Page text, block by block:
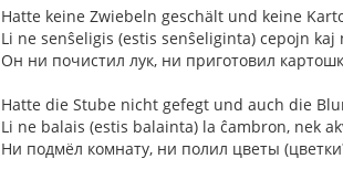
Hatte keine Zwiebeln geschält und keine
Li ne senŝeligis (estis senŝeliginta) cepojn
Он ни почистил лук, ни приготовил
Hatte die Stube nicht gefegt und auch die
Li ne balais (estis balainta) la ĉambron, nek
Ни подмёл комнату, ни полил цветы